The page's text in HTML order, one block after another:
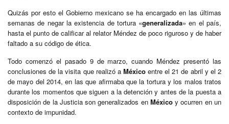
Quizás por esto el Gobierno mexicano se ha encargado en las últimas
semanas de negar la existencia de tortura «generalizada» en el país,
hasta el punto de calificar al relator Méndez de poco riguroso y de haber
faltado a su código de ética.
Todo comenzó el pasado 9 de marzo, cuando Méndez presentó las
conclusiones de la visita que realizó a Méxicoentre el 21 de abril y el 2
de mayo del 2014, en las que afirmaba que la tortura y los malos tratos
durante los momentos que siguen a la detención y antes de la puesta a
disposición de la Justicia son generalizados en Méxicoy ocurren en un
contexto de impunidad.